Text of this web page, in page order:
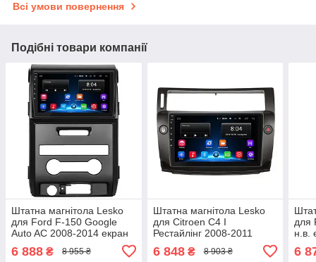
Всі умови повернення
Подібні товари компанії
Штатна магнітола Lesko
для Ford F-150 Google
Auto AC 2008-2014 екран
9" 2/32Gb Wi-Fi GPS Base
Форд
6 888 ₴ 8 955 ₴
Штатна магнітола Lesko
для Citroen C4 I
Рестайлінг 2008-2011
екран 9" 2/32Gb Wi-Fi GPS
Base Ситроен
6 848₴ 8 903 ₴
для
н.в.
6